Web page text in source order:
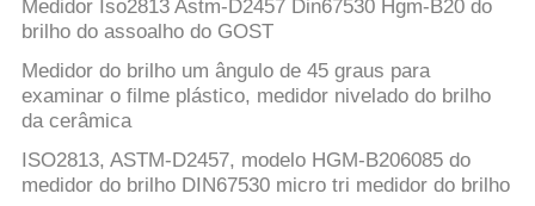
Medidor Iso2813 Astm-D2457 Din67530 Hgm-B20 do
brilho do assoalho do GOST
Medidor do brilho um ângulo de 45 graus para
examinar o filme plástico, medidor nivelado do brilho
da cerâmica
ISO2813, ASTM-D2457, modelo HGM-B206085 do
medidor do brilho DIN67530 micro tri medidor do brilho